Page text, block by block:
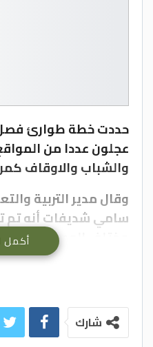
حددت خطة طوارئ
عجلون عددا من
والشباب والاوقاف
وقال مدير التربية
مختلف الوحدات
والاخلاء وهي : مدارس
الثانوية للبنات وحلاوه
والساخنة الثانوية
أكمل
شارك